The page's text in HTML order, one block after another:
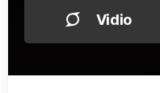
Vidio